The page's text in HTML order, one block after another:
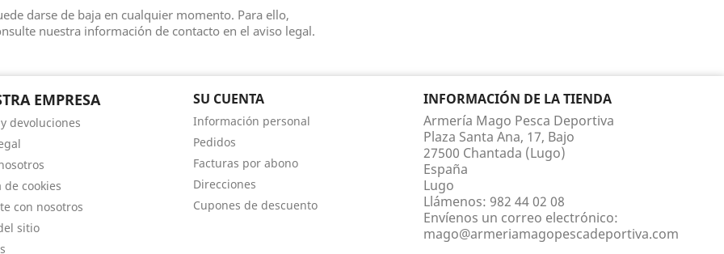
darse de baja en cualquier momento. Para ello,
nuestra información de contacto en el aviso legal.
EMPRESA
devoluciones
de cookies
con nosotros
sitio
SU CUENTA
Información personal
Pedidos
Facturas por abono
Direcciones
Cupones de descuento
INFORMACIÓN DE LA TIENDA
Armería Mago Pesca Deportiva
Plaza Santa Ana, 17, Bajo
27500 Chantada (Lugo)
España
Lugo
Llámenos: 982 44 02 08
Envíenos un correo electrónico:
mago@armeriamagopescadeportiva.com